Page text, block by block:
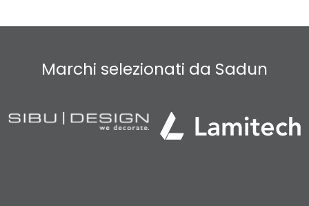
Marchi selezionati da Sadun